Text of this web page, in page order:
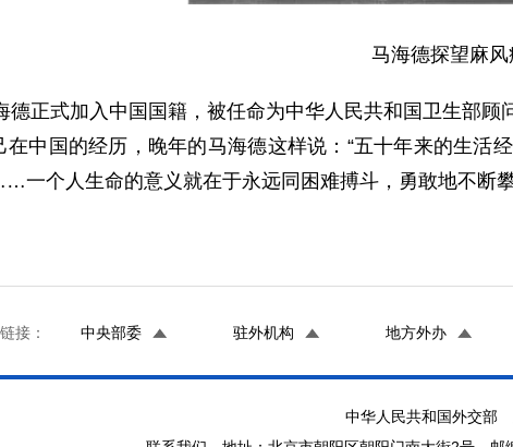
马海德探望麻风
式加入中国国籍，被任命为中华人民共和国卫生部顾
在中国的经历，晚年的马海德这样说：“五十年来的生活
一个人生命的意义就在于永远同困难搏斗，勇敢地不断
接： 中央部委 驻外机构 地方外办
中华人民共和国外交部